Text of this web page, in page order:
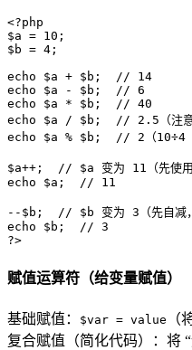
<?php
$a = 10
$b = 4 ;
echo
$a + $b ;
// 14
echo
$a - $b ;
// 6
echo
$a * $b ;
// 40
echo
$a / $b ;
// 2.5（注意
echo
$a % $b ; // 2（10÷4
$a++;
// $a 变为 11（先使用
echo
$a ; // 11
-- $b ;
// $b 变为 3（先自减
echo
$b ;
// 3
?>
赋值运算符（给变量赋值）
基础赋值： $var = value
（
复合赋值（简化代码）：将